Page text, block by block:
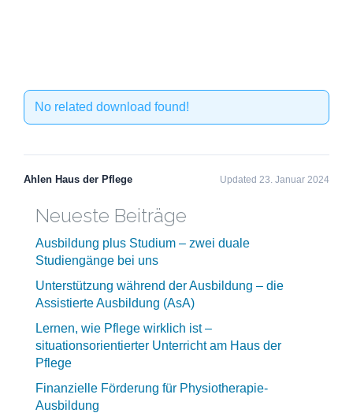
No related download found!
Ahlen Haus der Pflege Updated 23. Januar 2024
Neueste Beiträge
Ausbildung plus Studium – zwei duale
Studiengänge bei uns
Unterstützung während der Ausbildung – die
Assistierte Ausbildung (AsA)
Lernen, wie Pflege wirklich ist –
situationsorientierter Unterricht am Haus der
Pflege
Finanzielle Förderung für Physiotherapie-
Ausbildung